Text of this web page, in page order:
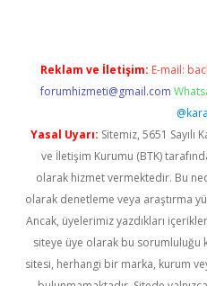
Reklam ve İletişim: E-mail:
forumhizmeti@gmail.com
Yasal Uyarı: Sitemiz, 5651
ve İletişim Kurumu (BTK)
olarak hizmet vermektedir. Bu
olarak denetleme veya araştırma
Ancak, üyelerimiz yazdıkları
siteye üye olarak bu sorumluluğu
sitesi, herhangi bir marka, kurum